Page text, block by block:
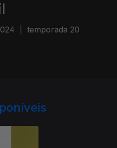
temporada 20